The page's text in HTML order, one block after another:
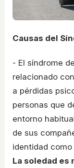
Causas del
- El síndrome
relacionado
a pérdidas
personas que
entorno
de sus
identidad
La soledad es